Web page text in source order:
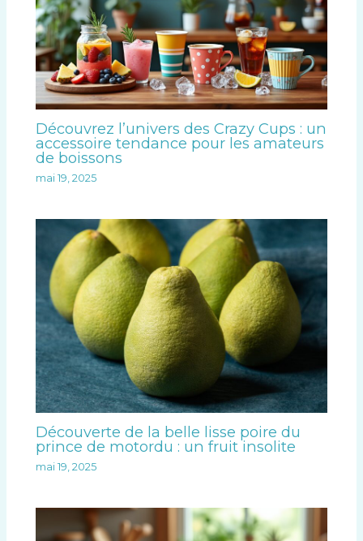
Découvrez l’univers des Crazy Cups : un
accessoire tendance pour les amateurs
de boissons
mai 19, 2025
Découverte de la belle lisse poire du
prince de motordu : un fruit insolite
mai 19, 2025